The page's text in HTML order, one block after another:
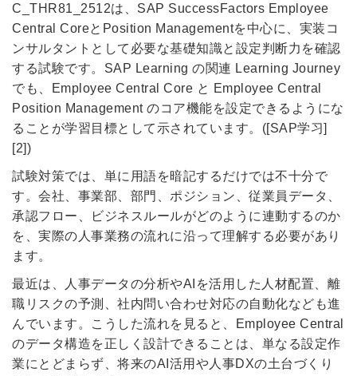
C_THR81_2512は、SAP SuccessFactors Employee
Central CoreとPosition Managementを中心に、実装コ
ンサルタントとして必要な基礎知識と設定判断力を確認
する試験です。SAP Learning の関連 Learning Journey
でも、Employee Central Core と Employee Central
Position Management のコア機能を設定できるようにな
ることが学習目標として示されています。([SAP学习]
[2])
試験対策では、単に用語を暗記するだけでは不十分で
す。会社、事業部、部門、ポジション、従業員データ、
承認フロー、ビジネスルールがどのように連動するのか
を、実際の人事業務の流れに沿って理解する必要があり
ます。
最近は、人事データの分析やAIを活用した人材配置、離
職リスクの予測、社内問い合わせ対応の自動化なども進
んでいます。こうした流れを見ると、Employee Central
のデータ構造を正しく設計できることは、単なる設定作
業にとどまらず、将来のAI活用や人事DXの土台づくり